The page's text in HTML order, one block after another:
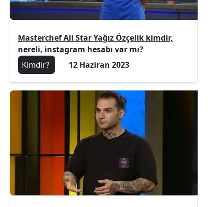
Masterchef All Star Yağız Özçelik kimdir,
nereli, instagram hesabı var mı?
Kimdir?
12 Haziran 2023